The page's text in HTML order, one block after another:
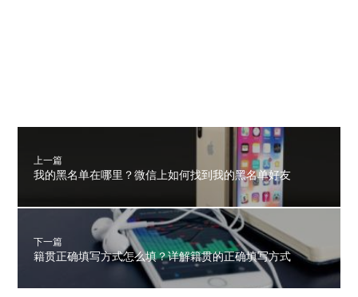
上一篇
我的黑名单在哪里？微信上如何找到我的黑名单好友
下一篇
籍贯正确填写方式怎么填？详解籍贯的正确填写方式